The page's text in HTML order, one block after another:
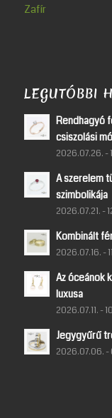
Zafír
LEGUTÓBBI
Rendhagyó
csiszolási
2026.07.26. -
A szerelem
szimbolikája
2026.07.21. -
Kombinált
2026.07.16. -
Az óceánok
luxusa
2026.07.11. -
Jegygyűrű
2026.07.06. -